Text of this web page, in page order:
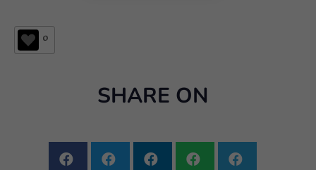
0
SHARE ON